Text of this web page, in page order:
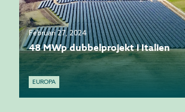
Februari 27, 2024
48 MWp dubbelprojekt i Italien
EUROPA